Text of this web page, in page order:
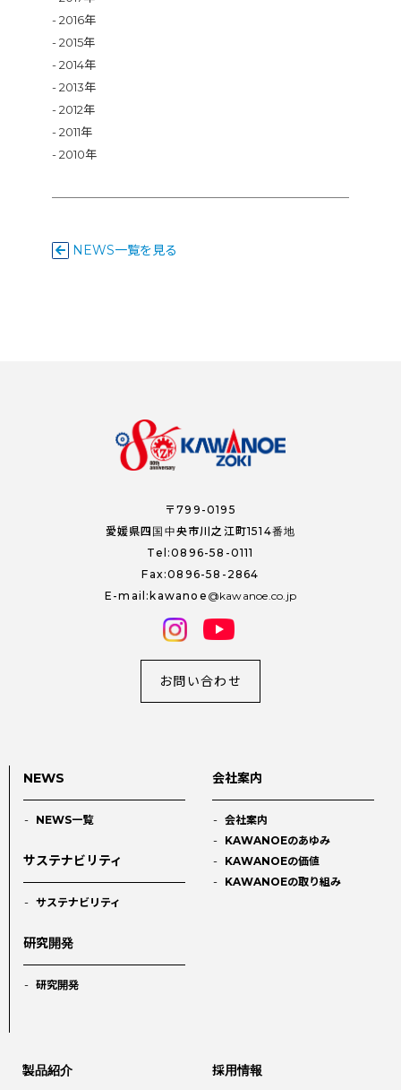
2016年
2015年
2014年
2013年
2012年
2011年
2010年
NEWS一覧を見る
〒799-0195
愛媛県四国中央市川之江町1514番地
Tel:0896-58-0111
Fax:0896-58-2864
E-mail:kawanoe
kawanoe.co.jp
お問い合わせ
NEWS
NEWS一覧
サステナビリティ
サステナビリティ
研究開発
研究開発
会社案内
会社案内
KAWANOEのあゆみ
KAWANOEの価値
KAWANOEの取り組み
製品紹介 採用情報